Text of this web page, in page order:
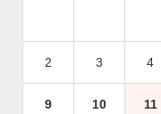
2 3 4
9 10 11